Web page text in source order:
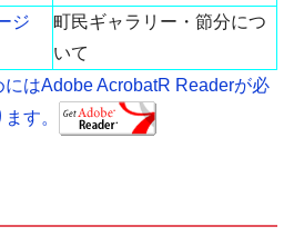
ジ
町民ギャラリー・節分につ
いて
はAdobe AcrobatR Readerが必
す。